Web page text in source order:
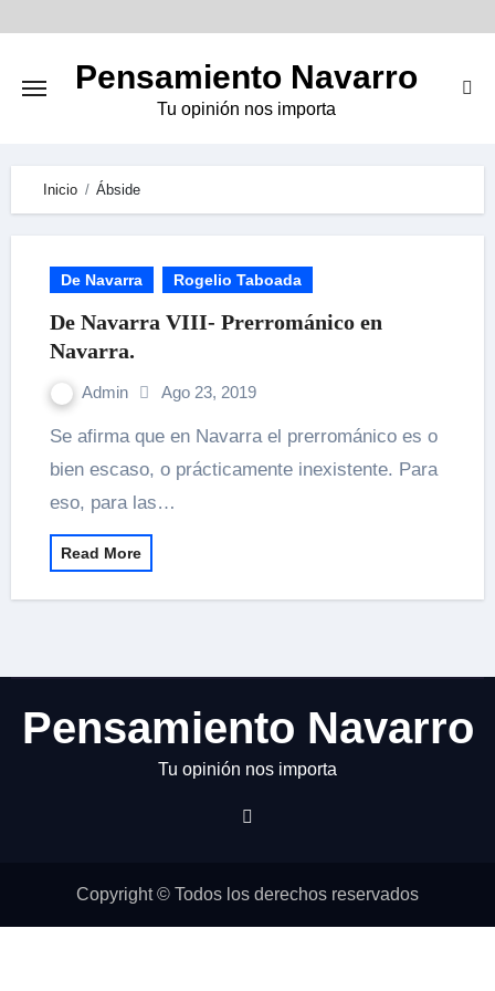
Pensamiento Navarro
Tu opinión nos importa
Inicio Ábside
De Navarra Rogelio Taboada
De Navarra VIII- Prerrománico en
Navarra.
Admin Ago 23, 2019
Se afirma que en Navarra el prerrománico es o
bien escaso, o prácticamente inexistente. Para
eso, para las…
Read More
Pensamiento Navarro
Tu opinión nos importa
Copyright © Todos los derechos reservados